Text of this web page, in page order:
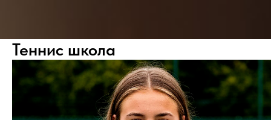
Теннис школа